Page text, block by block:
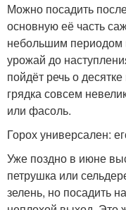
Можно посадить
основную её часть
небольшим периодом
урожай до
пойдёт речь о
грядка совсем
или фасоль.
Горох универсален:
Уже поздно в июне
петрушка или
зелень, но посадить